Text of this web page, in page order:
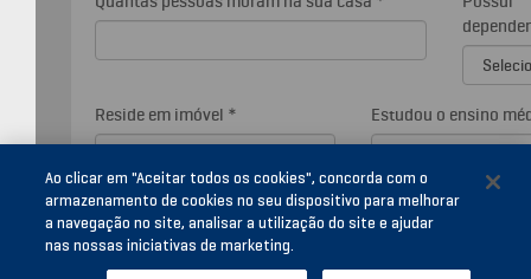
Este site não é oficial do Ministério da Educação. É um serviço de informação e divulgação do
Ao clicar em "Aceitar todos os cookies", concorda com o
armazenamento de cookies no seu dispositivo para melhorar
a navegação no site, analisar a utilização do site e ajudar
nas nossas iniciativas de marketing.